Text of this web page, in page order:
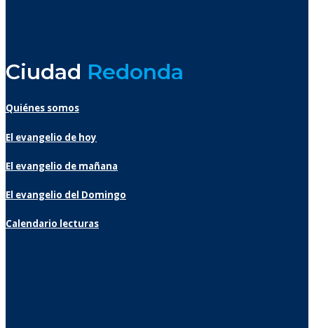
Ciudad Redonda
Quiénes somos
El evangelio de hoy
El evangelio de mañana
El evangelio del Domingo
Calendario lecturas